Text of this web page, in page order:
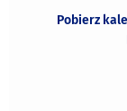
Pobierz